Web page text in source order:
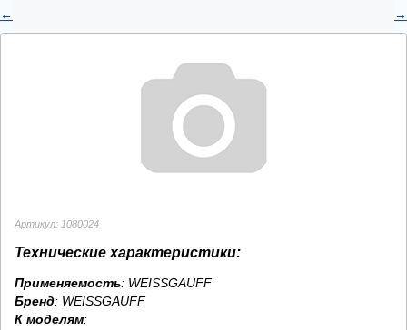
← →
Артикул: 1080024
Технические характеристики:
Применяемость: WEISSGAUFF
Бренд: WEISSGAUFF
К моделям: